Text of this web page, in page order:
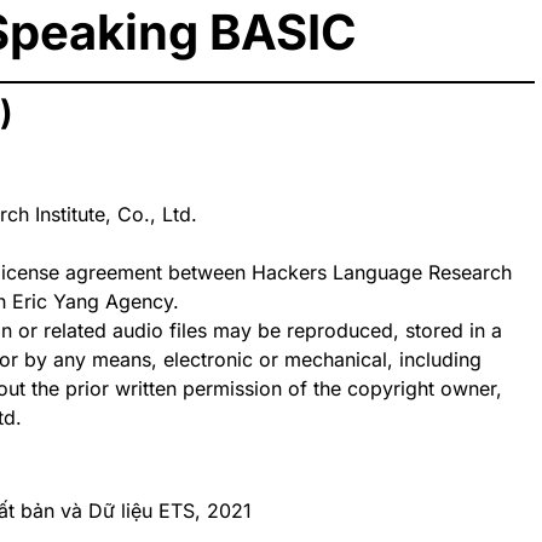
BASIC
Institute, Co., Ltd.
agreement between Hackers Language Research
Eric Yang Agency.
or related audio files may be reproduced, stored in a
by any means, electronic or mechanical, including
the prior written permission of the copyright owner,
bản và Dữ liệu ETS, 2021